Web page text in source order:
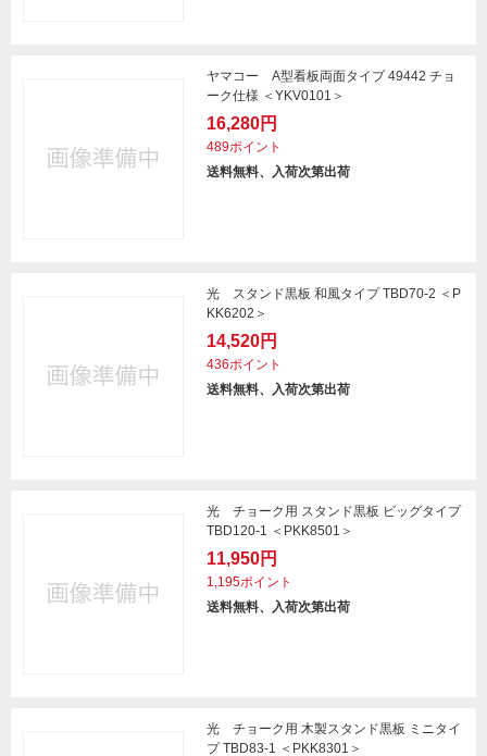
ヤマコー A型看板両面タイプ 49442 チョ
ーク仕様 ＜YKV0101＞
16,280円
489ポイント
送料無料、入荷次第出荷
光 スタンド黒板 和風タイプ TBD70-2 ＜P
KK6202＞
14,520円
436ポイント
送料無料、入荷次第出荷
光 チョーク用 スタンド黒板 ビッグタイプ
TBD120-1 ＜PKK8501＞
11,950円
1,195ポイント
送料無料、入荷次第出荷
光 チョーク用 木製スタンド黒板 ミニタイ
プ TBD83-1 ＜PKK8301＞